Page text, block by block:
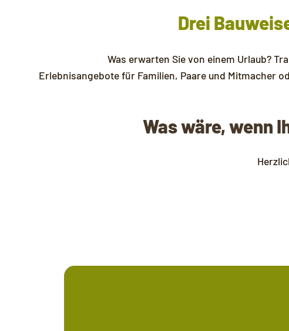
Drei
Was erwarten Sie von einem Urlaub?
Erlebnisangebote für Familien, Paare und Mitmacher
Was wäre, wenn